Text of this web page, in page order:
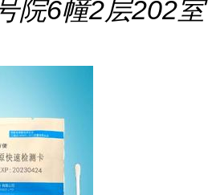
院6幢2层202室